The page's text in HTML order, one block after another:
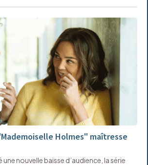
Holmes" maîtresse
une nouvelle baisse d’audience, la série